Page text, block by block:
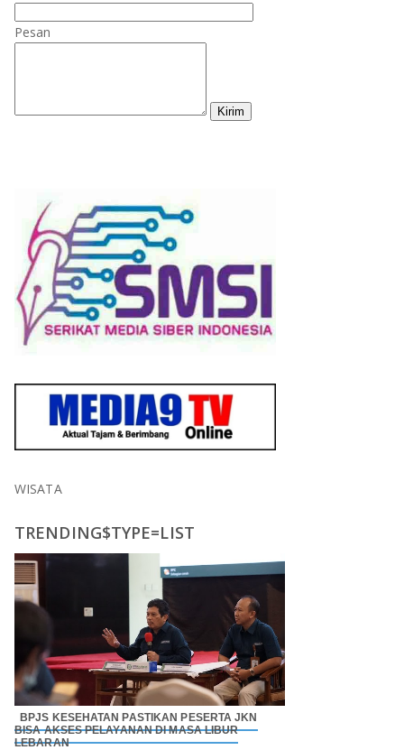
Pesan
WISATA
TRENDING$TYPE=LIST
BPJS KESEHATAN PASTIKAN PESERTA JKN
BISA AKSES PELAYANAN DI MASA LIBUR
LEBARAN